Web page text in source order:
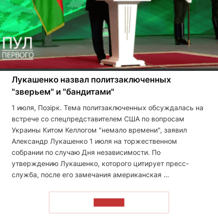
Лукашенко назвал политзаключенных
"зверьем" и "бандитами"
1 июля, Позірк. Тема политзаключенных обсуждалась на
встрече со спецпредставителем США по вопросам
Украины Китом Келлогом "немало времени", заявил
Александр Лукашенко 1 июля на торжественном
собрании по случаю Дня независимости. По
утверждению Лукашенко, которого цитирует пресс-
служба, после его замечания американская …